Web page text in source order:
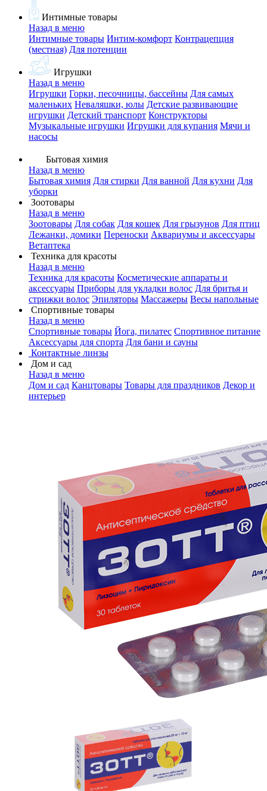
Интимные товары
Назад в меню
Интимные товары Интим-комфорт Контрацепция
(местная) Для потенции
Игрушки
Назад в меню
Игрушки Горки, песочницы, бассейны Для самых
маленьких Неваляшки, юлы Детские развивающие
игрушки Детский транспорт Конструкторы
Музыкальные игрушки Игрушки для купания Мячи и
насосы
Бытовая химия
Назад в меню
Бытовая химия Для стирки Для ванной Для кухни Для
уборки
Зоотовары
Назад в меню
Зоотовары Для собак Для кошек Для грызунов Для птиц
Лежанки, домики Переноски Аквариумы и аксессуары
Ветаптека
Техника для красоты
Назад в меню
Техника для красоты Косметические аппараты и
аксессуары Приборы для укладки волос Для бритья и
стрижки волос Эпиляторы Массажеры Весы напольные
Спортивные товары
Назад в меню
Спортивные товары Йога, пилатес Спортивное питание
Аксессуары для спорта Для бани и сауны
Контактные линзы
Дом и сад
Назад в меню
Дом и сад Канцтовары Товары для праздников Декор и
интерьер